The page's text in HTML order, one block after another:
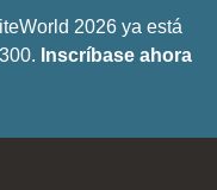
2026 ya está
Inscríbase ahora